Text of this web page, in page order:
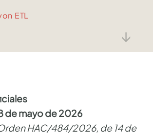
↓
ETL
de mayo de 2026
HAC/484/2026, de 14 de